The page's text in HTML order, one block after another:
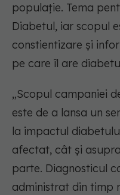
populație. Tema
Diabetul, iar scopul
constientizare și
pe care îl are
„Scopul campaniei
este de a lansa un
la impactul
afectat, cât și
parte. Diagnosticul
administrat din timp